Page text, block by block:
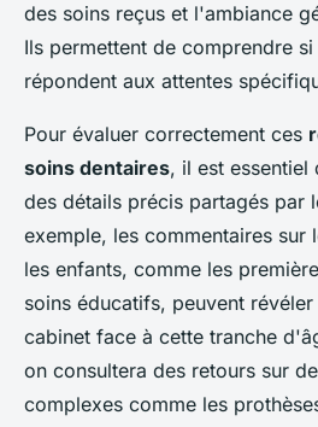
des soins reçus et l'ambiance
Ils permettent de comprendre
répondent aux attentes
Pour évaluer correctement ces
soins dentaires, il est essentiel
des détails précis partagés par
exemple, les commentaires sur
les enfants, comme les
soins éducatifs, peuvent
cabinet face à cette tranche
on consultera des retours sur
complexes comme les